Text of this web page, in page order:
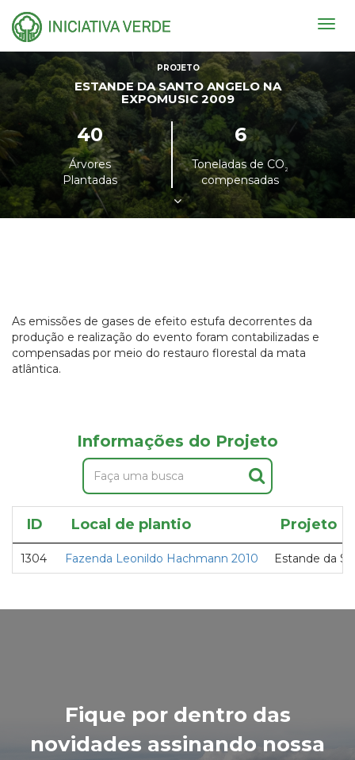
PROJETO
ESTANDE DA SANTO ANGELO NA
EXPOMUSIC 2009
40
Árvores
Plantadas
6
Toneladas de CO²
compensadas
As emissões de gases de efeito estufa decorrentes da
produção e realização do evento foram contabilizadas e
compensadas por meio do restauro florestal da mata
atlântica.
Informações do Projeto
ID Local de plantio Projeto
1304 Fazenda Leonildo Hachmann 2010 Estande da
Fique por dentro das
novidades assinando nossa